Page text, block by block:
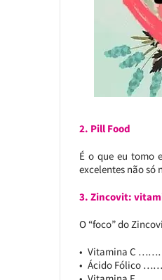
2. Pill Food
É o que eu tomo
excelentes não só
3. Zincovit:
O “foco” do
Vitamina C
Ácido Fólico